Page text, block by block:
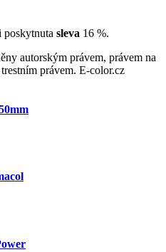
poskytnuta sleva 16 %.
autorským právem, právem na
právem. E-color.cz